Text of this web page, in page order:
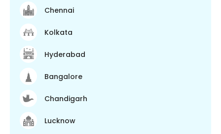
Chennai
Kolkata
Hyderabad
Bangalore
Chandigarh
Lucknow